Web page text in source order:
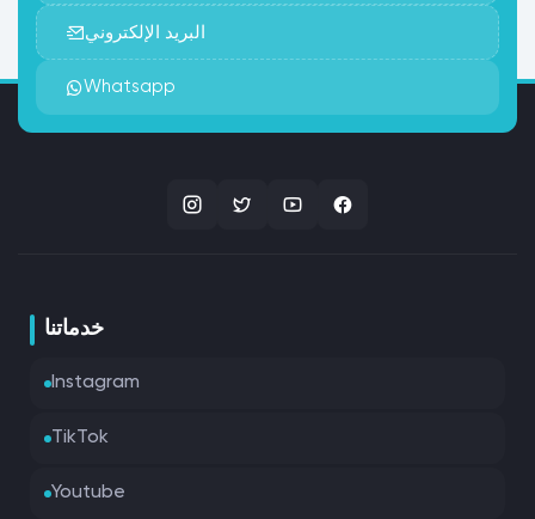
البريد الإلكتروني
Whatsapp
خدماتنا
Instagram
TikTok
Youtube